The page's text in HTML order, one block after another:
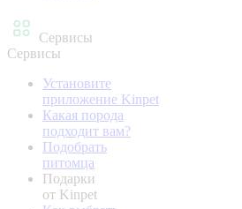
Сервисы
Сервисы
Установите
приложение Kinpet
Какая порода
подходит вам?
Подобрать
питомца
Подарки
от Kinpet